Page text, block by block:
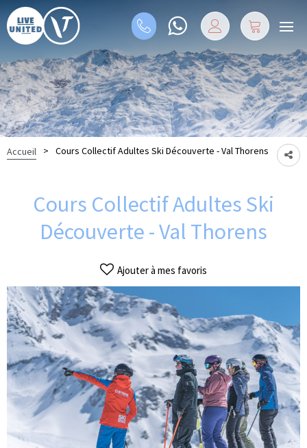
Accueil > Cours Collectif Adultes Ski Découverte - Val Thorens
Cours Collectif Adultes Ski
Découverte - Val Thorens
Ajouter à mes favoris